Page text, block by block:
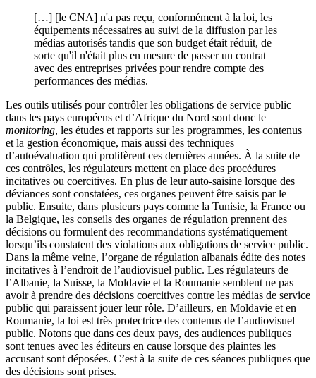
[…] [le CNA] n'a pas reçu, conformément à la loi, les
équipements nécessaires au suivi de la diffusion par les
médias autorisés tandis que son budget était réduit, de
sorte qu'il n'était plus en mesure de passer un contrat
avec des entreprises privées pour rendre compte des
performances des médias.
Les outils utilisés pour contrôler les obligations de service public
dans les pays européens et d’Afrique du Nord sont donc le
monitoring, les études et rapports sur les programmes, les contenus
et la gestion économique, mais aussi des techniques
d’autoévaluation qui prolifèrent ces dernières années. À la suite de
ces contrôles, les régulateurs mettent en place des procédures
incitatives ou coercitives. En plus de leur auto-saisine lorsque des
déviances sont constatées, ces organes peuvent être saisis par le
public. Ensuite, dans plusieurs pays comme la Tunisie, la France ou
la Belgique, les conseils des organes de régulation prennent des
décisions ou formulent des recommandations systématiquement
lorsqu’ils constatent des violations aux obligations de service public.
Dans la même veine, l’organe de régulation albanais édite des notes
incitatives à l’endroit de l’audiovisuel public. Les régulateurs de
l’Albanie, la Suisse, la Moldavie et la Roumanie semblent ne pas
avoir à prendre des décisions coercitives contre les médias de service
public qui paraissent jouer leur rôle. D’ailleurs, en Moldavie et en
Roumanie, la loi est très protectrice des contenus de l’audiovisuel
public. Notons que dans ces deux pays, des audiences publiques
sont tenues avec les éditeurs en cause lorsque des plaintes les
accusant sont déposées. C’est à la suite de ces séances publiques que
des décisions sont prises.